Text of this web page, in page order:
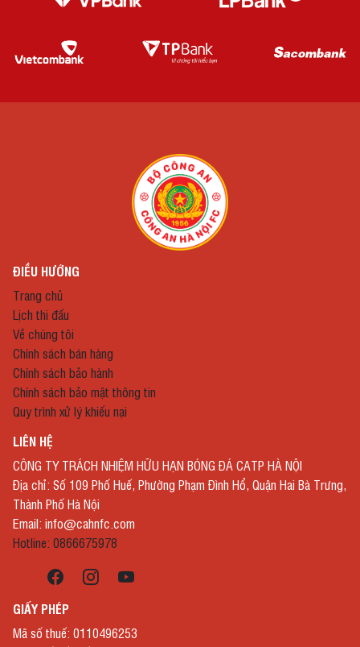
ĐIỀU HƯỚNG
Trang chủ
Lịch thi đấu
Về chúng tôi
Chính sách bán hàng
Chính sách bảo hành
Chính sách bảo mật thông tin
Quy trình xử lý khiếu nại
LIÊN HỆ
CÔNG TY TRÁCH NHIỆM HỮU HẠN BÓNG ĐÁ CATP HÀ NỘI
Địa chỉ: Số 109 Phố Huế, Phường Phạm Đình Hổ, Quận Hai Bà Trưng,
Thành Phố Hà Nội
Email: info@cahnfc.com
Hotline: 0866675978
GIẤY PHÉP
Mã số thuế: 0110496253